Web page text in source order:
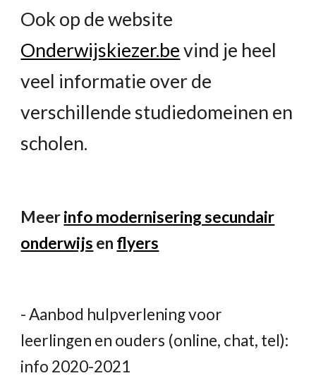
Ook op de website
Onderwijskiezer.bevind je heel
veel informatie over de
verschillende studiedomeinen en
scholen.
Meerinfo modernisering secundair
onderwijs en flyers
- Aanbod hulpverlening voor
leerlingen en ouders (online, chat, tel):
info 2020-2021